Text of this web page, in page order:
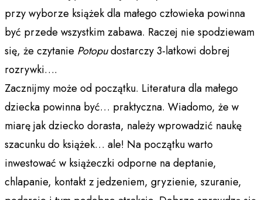
przy wyborze książek dla małego człowieka powinna
być przede wszystkim zabawa. Raczej nie spodziewam
się, że czytanie Potopudostarczy 3-latkowi dobrej
rozrywki….
Zacznijmy może od początku. Literatura dla małego
dziecka powinna być… praktyczna. Wiadomo, że w
miarę jak dziecko dorasta, należy wprowadzić naukę
szacunku do książek… ale! Na początku warto
inwestować w książeczki odporne na deptanie,
chlapanie, kontakt z jedzeniem, gryzienie, szuranie,